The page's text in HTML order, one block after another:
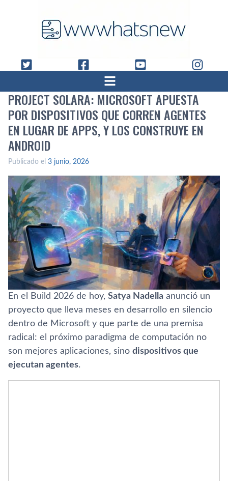
PROJECT SOLARA: MICROSOFT APUESTA
POR DISPOSITIVOS QUE CORREN AGENTES
EN LUGAR DE APPS, Y LOS CONSTRUYE EN
ANDROID
Publicado el 3 junio, 2026
En el Build 2026 de hoy, Satya Nadella anunció un
proyecto que lleva meses en desarrollo en silencio
dentro de Microsoft y que parte de una premisa
radical: el próximo paradigma de computación no
son mejores aplicaciones, sino dispositivos que
ejecutan agentes.